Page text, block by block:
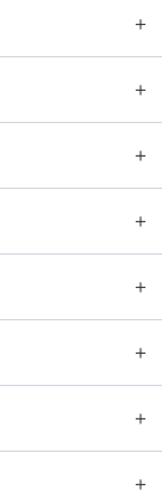
＋
＋
＋
＋
＋
＋
＋
＋